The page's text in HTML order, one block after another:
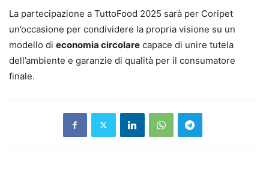
La partecipazione a TuttoFood 2025 sarà per Coripet
un’occasione per condividere la propria visione su un
modello di economia circolare capace di unire tutela
dell’ambiente e garanzie di qualità per il consumatore
finale.